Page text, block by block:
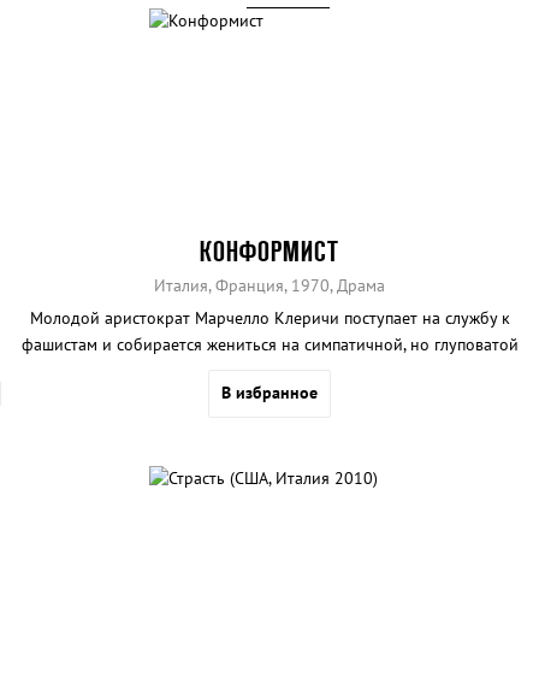
КОНФОРМИСТ
Италия, Франция, 1970, Драма
Молодой аристократ Марчелло Клеричи поступает на службу к
фашистам и собирается жениться на симпатичной, но глуповатой
В избранное